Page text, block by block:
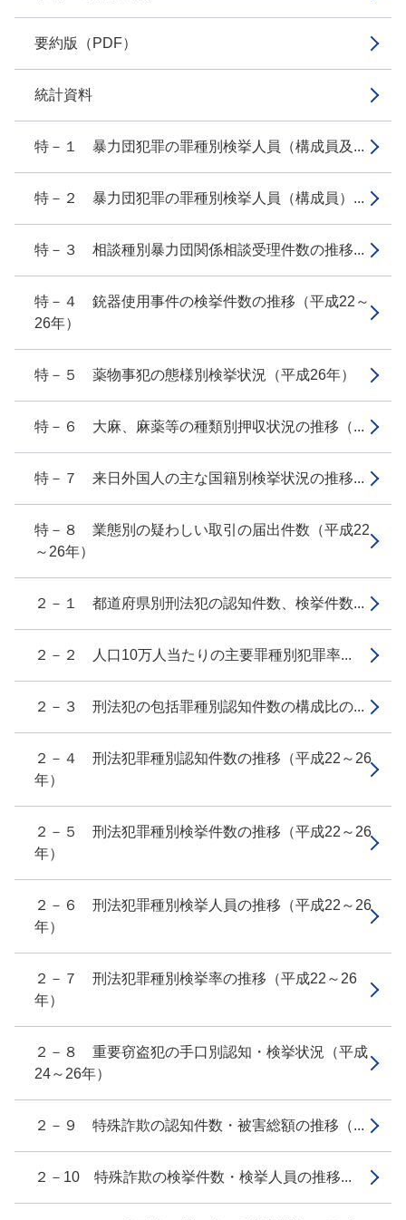
要約版（PDF）
統計資料
特－１ 暴力団犯罪の罪種別検挙人員（構成員及...
特－２ 暴力団犯罪の罪種別検挙人員（構成員）...
特－３ 相談種別暴力団関係相談受理件数の推移...
特－４ 銃器使用事件の検挙件数の推移（平成22～
26年）
特－５ 薬物事犯の態様別検挙状況（平成26年）
特－６ 大麻、麻薬等の種類別押収状況の推移（...
特－７ 来日外国人の主な国籍別検挙状況の推移...
特－８ 業態別の疑わしい取引の届出件数（平成22
～26年）
２－１ 都道府県別刑法犯の認知件数、検挙件数...
２－２ 人口10万人当たりの主要罪種別犯罪率...
２－３ 刑法犯の包括罪種別認知件数の構成比の...
２－４ 刑法犯罪種別認知件数の推移（平成22～26
年）
２－５ 刑法犯罪種別検挙件数の推移（平成22～26
年）
２－６ 刑法犯罪種別検挙人員の推移（平成22～26
年）
２－７ 刑法犯罪種別検挙率の推移（平成22～26
年）
２－８ 重要窃盗犯の手口別認知・検挙状況（平成
24～26年）
２－９ 特殊詐欺の認知件数・被害総額の推移（...
２－10 特殊詐欺の検挙件数・検挙人員の推移...